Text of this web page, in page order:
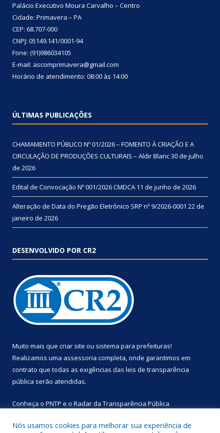
Palácio Executivo Moura Carvalho – Centro
Cidade: Primavera – PA
CEP: 68.707-000
CNPJ: 05149.141/0001-94
Fone: (91)986034105
E-mail: ascomprimavera@gmail.com
Horário de atendimento: 08:00 às 14:00
ÚLTIMAS PUBLICAÇÕES
CHAMAMENTO PÚBLICO Nº 01/2026 – FOMENTO À CRIAÇÃO E A
CIRCULAÇÃO DE PRODUÇÕES CULTURAIS – Aldir Blanc30 de julho
de 2026
Edital de Convocação Nº 001/2026 CMDCA 11 de junho de 2026
Alteração de Data do Pregão Eletrônico SRP nº 9/2026-0001 22 de
janeiro de 2026
DESENVOLVIDO POR CR2
Muito mais que criar site ou sistema para prefeituras!
Realizamos uma assessoria completa, onde garantimos em
contrato que todas as exigências das leis de transparência
pública serão atendidas.
Conheça o PNTP e o Radar da Transparência Pública
Nós usamos cookies para melhorar sua experiência de